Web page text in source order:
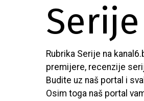
Serije
Rubrika Serije na
premijere, recenzije
Budite uz naš portal i
Osim toga naš portal